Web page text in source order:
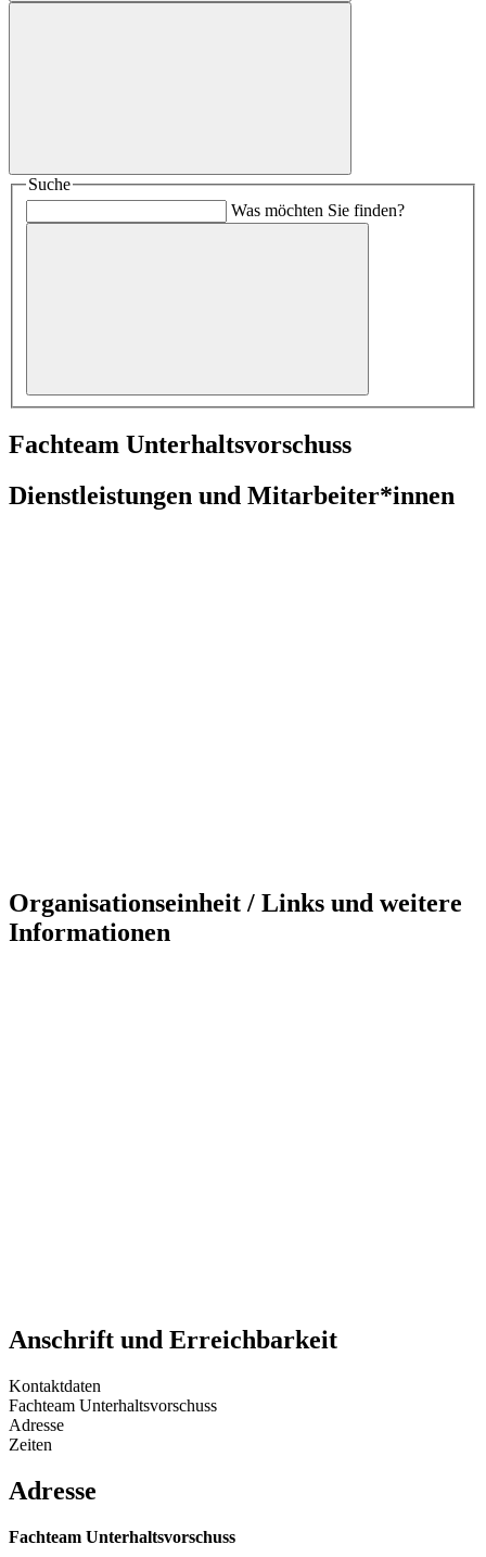
Suche
Was möchten Sie finden?
Fachteam Unterhaltsvorschuss
Dienstleistungen und Mitarbeiter*innen
Organisationseinheit / Links und weitere
Informationen
Anschrift und Erreichbarkeit
Kontaktdaten
Fachteam Unterhaltsvorschuss
Adresse
Zeiten
Adresse
Fachteam Unterhaltsvorschuss